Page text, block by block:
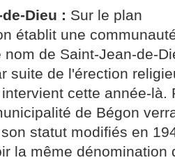
Dieu : Sur le plan
établit une
nom de Saint-Jean-de-
suite de l'érection
cette année-là.
de Bégon
statut modifiés en
la même dénomination